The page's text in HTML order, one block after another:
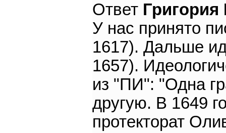
Ответ
У нас принято
1617). Дальше
1657).
из "ПИ": "Одна
другую. В 1649
протекторат